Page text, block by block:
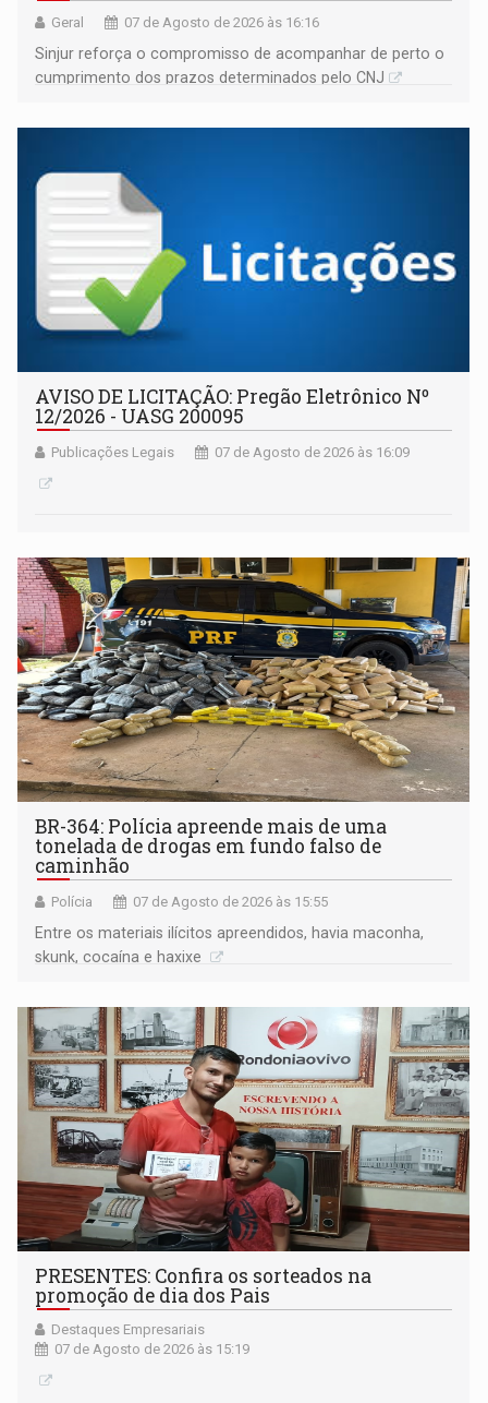
Geral 07 de Agosto de 2026 às 16:16
Sinjur reforça o compromisso de acompanhar de perto o
cumprimento dos prazos determinados pelo CNJ
AVISO DE LICITAÇÃO: Pregão Eletrônico Nº
12/2026 - UASG 200095
Publicações Legais 07 de Agosto de 2026 às 16:09
BR-364: Polícia apreende mais de uma
tonelada de drogas em fundo falso de
caminhão
Polícia 07 de Agosto de 2026 às 15:55
Entre os materiais ilícitos apreendidos, havia maconha,
skunk, cocaína e haxixe
PRESENTES: Confira os sorteados na
promoção de dia dos Pais
Destaques Empresariais
07 de Agosto de 2026 às 15:19